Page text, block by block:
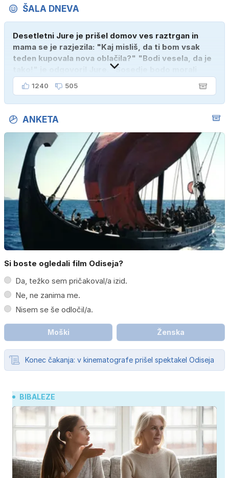
ŠALA DNEVA
Desetletni Jure je prišel domov ves raztrgan in
mama se je razjezila: "Kaj misliš, da ti bom vsak
teden kupovala nova oblačila?" "Bodi vesela, da je
tako!" je odgovoril Jure. "Sosedje bodo morali
kupiti novega sina, tako sem ga prebutal!"
1240 505
ANKETA
Si boste ogledali film Odiseja?
Da, težko sem pričakoval/a izid.
Ne, ne zanima me.
Nisem se še odločil/a.
Moški Ženska
Konec čakanja: v kinematografe prišel spektakel Odiseja
BIBALEZE